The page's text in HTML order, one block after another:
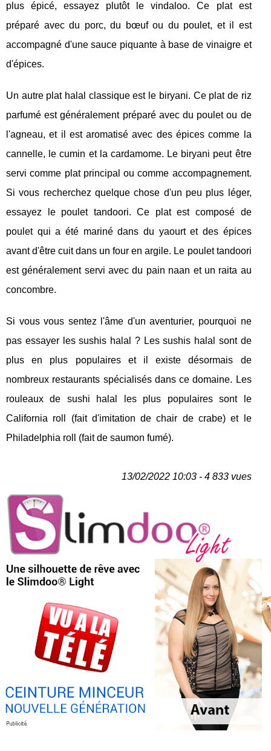
plus épicé, essayez plutôt le vindaloo. Ce plat est
préparé avec du porc, du bœuf ou du poulet, et il est
accompagné d'une sauce piquante à base de vinaigre et
d'épices.
Un autre plat halal classique est le biryani. Ce plat de riz
parfumé est généralement préparé avec du poulet ou de
l'agneau, et il est aromatisé avec des épices comme la
cannelle, le cumin et la cardamome. Le biryani peut être
servi comme plat principal ou comme accompagnement.
Si vous recherchez quelque chose d'un peu plus léger,
essayez le poulet tandoori. Ce plat est composé de
poulet qui a été mariné dans du yaourt et des épices
avant d'être cuit dans un four en argile. Le poulet tandoori
est généralement servi avec du pain naan et un raita au
concombre.
Si vous vous sentez l'âme d'un aventurier, pourquoi ne
pas essayer les sushis halal ? Les sushis halal sont de
plus en plus populaires et il existe désormais de
nombreux restaurants spécialisés dans ce domaine. Les
rouleaux de sushi halal les plus populaires sont le
California roll (fait d'imitation de chair de crabe) et le
Philadelphia roll (fait de saumon fumé).
13/02/2022 10:03 - 4 833 vues